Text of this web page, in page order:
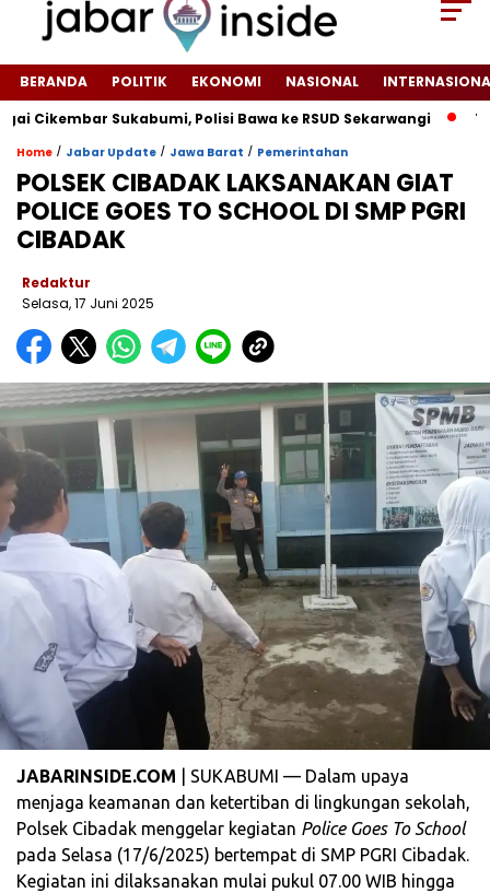
BERANDA POLITIK EKONOMI NASIONAL
Sukabumi, Polisi Bawa ke RSUD Sekarwangi‎
Tiang
Home / Jabar Update / Jawa Barat / Pemerintahan
POLSEK CIBADAK LAKSANAKAN GIAT
POLICE GOES TO SCHOOL DI SMP PGRI
CIBADAK
Redaktur
Selasa, 17 Juni 2025
JABARINSIDE.COM | SUKABUMI — Dalam upaya
menjaga keamanan dan ketertiban di lingkungan sekolah,
Polsek Cibadak menggelar kegiatan Police Goes To School
pada Selasa (17/6/2025) bertempat di SMP PGRI Cibadak.
Kegiatan ini dilaksanakan mulai pukul 07.00 WIB hingga